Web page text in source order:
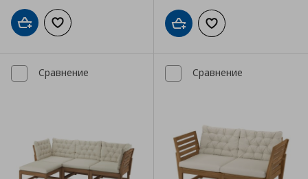
Добави в кошницата
Добави към списъка с любимиДобави в кошницата
Добави към
Сравнение Сравнение